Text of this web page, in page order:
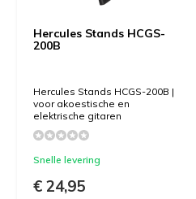
Hercules Stands HCGS-
200B
Hercules Stands HCGS-200B |
voor akoestische en
elektrische gitaren
Snelle levering
€ 24,95